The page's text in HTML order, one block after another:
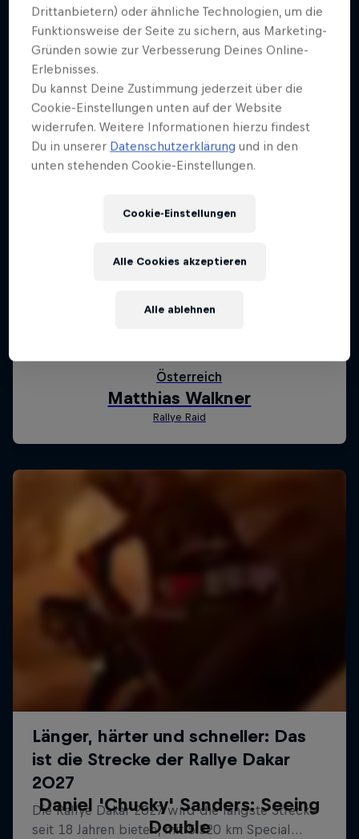
Daniel 'Chucky' Sanders: Seeing
Double
Drittanbietern) oder ähnliche Technologien, um die
Funktionsweise der Seite zu sichern, aus Marketing-
Gründen sowie zur Verbesserung Deines Online-
Erlebnisses.
Du kannst Deine Zustimmung jederzeit über die
Cookie-Einstellungen unten auf der Website
widerrufen. Weitere Informationen hierzu findest
Du in unserer Datenschutzerklärung und in den
unten stehenden Cookie-Einstellungen.
Cookie-Einstellungen
Alle ablehnen
Alle Cookies akzeptieren